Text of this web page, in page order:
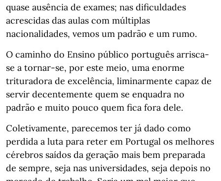
quase ausência de exames; nas dificuldades
acrescidas das aulas com múltiplas
nacionalidades, vemos um padrão e um rumo.
O caminho do Ensino público português arrisca-
se a tornar-se, por este meio, uma enorme
trituradora de excelência, liminarmente capaz de
servir decentemente quem se enquadra no
padrão e muito pouco quem fica fora dele.
Coletivamente, parecemos ter já dado como
perdida a luta para reter em Portugal os melhores
cérebros saídos da geração mais bem preparada
de sempre, seja nas universidades, seja depois no